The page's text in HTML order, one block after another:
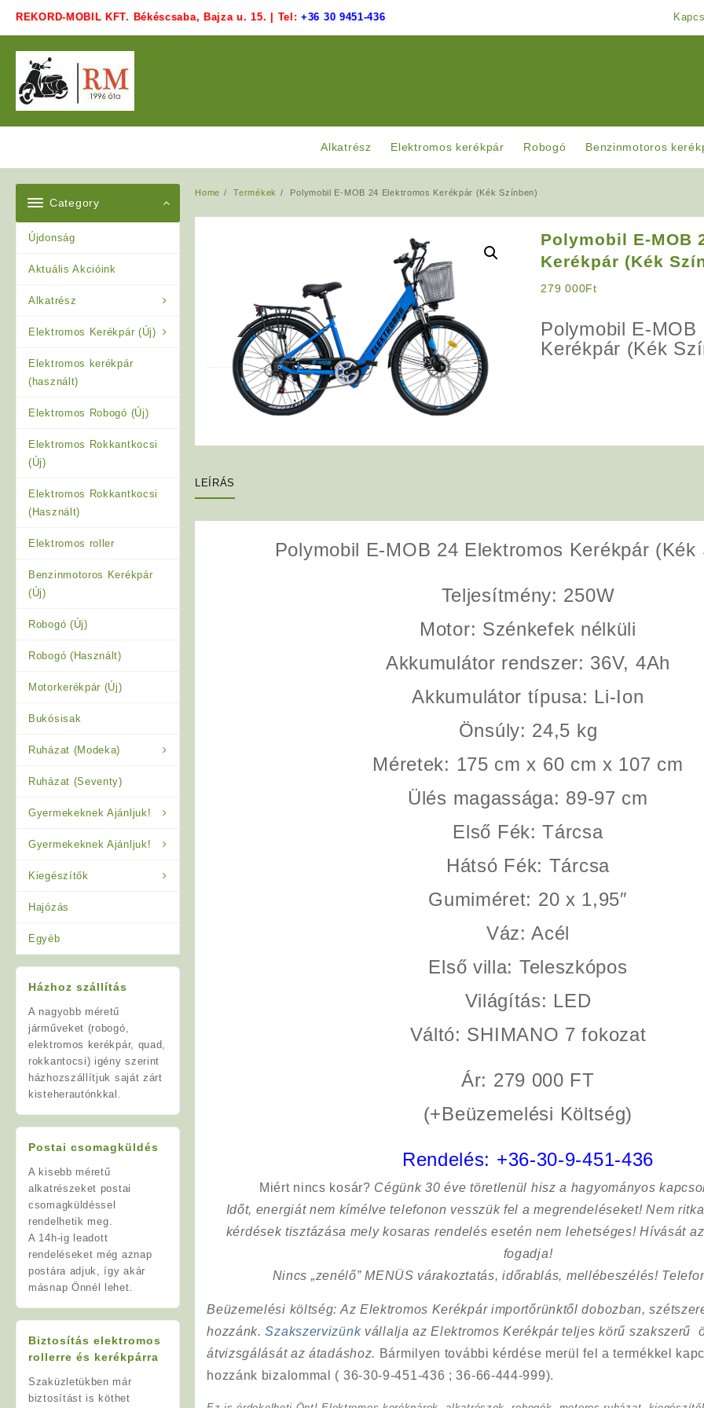
REKORD-MOBIL KFT. Békéscsaba, Bajza u. 15. | Tel:+36 30 9451-436
Alkatrész Elektromos kerékpár Robogó Benzinmotoros
Category
Újdonság
Aktuális Akcióink
Alkatrész
Elektromos Kerékpár (Új)
Elektromos kerékpár
(használt)
Elektromos Robogó (Új)
Elektromos Rokkantkocsi
(Új)
Elektromos Rokkantkocsi
(Használt)
Elektromos roller
Benzinmotoros Kerékpár
(Új)
Robogó (Új)
Robogó (Használt)
Motorkerékpár (Új)
Bukósisak
Ruházat (Modeka)
Ruházat (Seventy)
Gyermekeknek Ajánljuk!
Gyermekeknek Ajánljuk!
Kiegészítők
Hajózás
Egyéb
Házhoz szállítás
A nagyobb méretű
járműveket (robogó,
elektromos kerékpár, quad,
rokkantocsi) igény szerint
házhozszállítjuk saját zárt
kisteherautónkkal.
Postai csomagküldés
A kisebb méretű
alkatrészeket postai
csomagküldéssel
rendelhetik meg.
A 14h-ig leadott
rendeléseket még aznap
postára adjuk, így akár
másnap Önnél lehet.
Biztosítás elektromos
rollerre és kerékpárra
Szaküzletükben már
biztosítást is köthet
Home Termékek Polymobil E-MOB 24 Elektromos Kerékpár (Kék Színben)
Polymobil E-MOB
Kerékpár (Kék
279 000Ft
Polymobil E-MOB
Kerékpár (Kék
LEÍRÁS
Polymobil E-MOB 24 Elektromos Kerékpár (Kék
Teljesítmény: 250W
Motor: Szénkefek nélküli
Akkumulátor rendszer: 36V, 4Ah
Akkumulátor típusa: Li-Ion
Önsúly: 24,5 kg
Méretek: 175 cm x 60 cm x 107 cm
Ülés magassága: 89-97 cm
Első Fék: Tárcsa
Hátsó Fék: Tárcsa
Gumiméret: 20 x 1,95″
Váz: Acél
Első villa: Teleszkópos
Világítás: LED
Váltó: SHIMANO 7 fokozat
Ár: 279 000 FT
(+Beüzemelési Költség)
Rendelés: +36-30-9-451-436
Miért nincs kosár? Cégünk 30 éve töretlenül hisz a hagyományos
Időt, energiát nem kímélvetelefonon vesszük fel a megrendeléseket! Nem
kérdések tisztázása mely kosaras rendelés esetén nem lehetséges! Hívását
fogadja!
Nincs „zenélő” MENÜS várakoztatás, időrablás, mellébeszélés!
Beüzemelési költség: Az Elektromos Kerékpár importőrünktől dobozban,
hozzánk.Szakszervizünk vállalja az Elektromos Kerékpár teljes körű szakszerű
átvizsgálását az átadáshoz. Bármilyen további kérdése merül fel a termékkel
hozzánk bizalommal ( 36-30-9-451-436 ; 36-66-444-999).